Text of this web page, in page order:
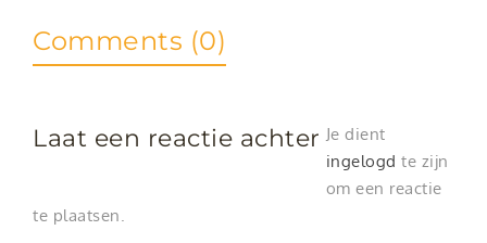
Comments (0)
Laat een reactie achter Je dient
ingelogd te zijn
om een reactie
te plaatsen.